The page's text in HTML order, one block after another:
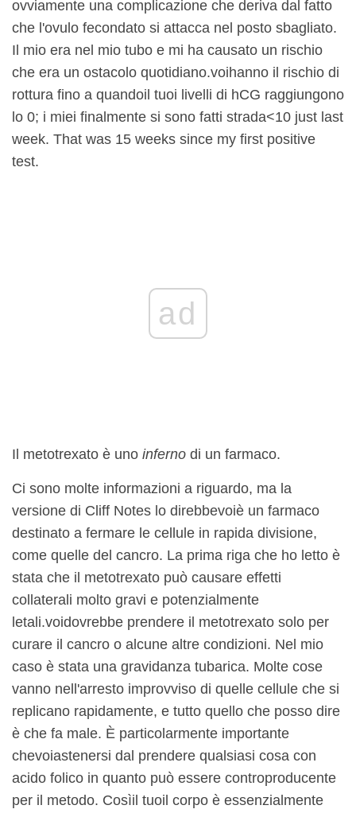
ovviamente una complicazione che deriva dal fatto
che l'ovulo fecondato si attacca nel posto sbagliato.
Il mio era nel mio tubo e mi ha causato un rischio
che era un ostacolo quotidiano.voihanno il rischio di
rottura fino a quandoil tuoi livelli di hCG raggiungono
lo 0; i miei finalmente si sono fatti strada<10 just last
week. That was 15 weeks since my first positive
test.
ad
Il metotrexato è uno inferno di un farmaco.
Ci sono molte informazioni a riguardo, ma la
versione di Cliff Notes lo direbbevoiè un farmaco
destinato a fermare le cellule in rapida divisione,
come quelle del cancro. La prima riga che ho letto è
stata che il metotrexato può causare effetti
collaterali molto gravi e potenzialmente
letali.voidovrebbe prendere il metotrexato solo per
curare il cancro o alcune altre condizioni. Nel mio
caso è stata una gravidanza tubarica. Molte cose
vanno nell'arresto improvviso di quelle cellule che si
replicano rapidamente, e tutto quello che posso dire
è che fa male. È particolarmente importante
chevoiastenersi dal prendere qualsiasi cosa con
acido folico in quanto può essere controproducente
per il metodo. Cosìil tuoil corpo è essenzialmente